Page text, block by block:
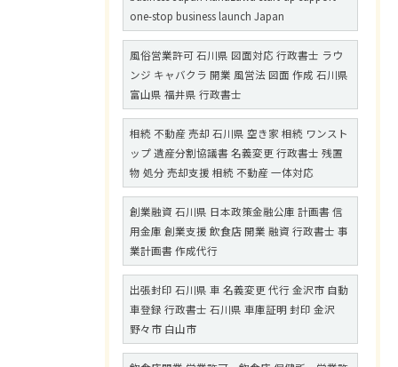
one-stop business launch Japan
風俗営業許可 石川県 図面対応 行政書士 ラウ
ンジ キャバクラ 開業 風営法 図面 作成 石川県
富山県 福井県 行政書士
相続 不動産 売却 石川県 空き家 相続 ワンスト
ップ 遺産分割協議書 名義変更 行政書士 残置
物 処分 売却支援 相続 不動産 一体対応
創業融資 石川県 日本政策金融公庫 計画書 信
用金庫 創業支援 飲食店 開業 融資 行政書士 事
業計画書 作成代行
出張封印 石川県 車 名義変更 代行 金沢市 自動
車登録 行政書士 石川県 車庫証明 封印 金沢
野々市 白山市